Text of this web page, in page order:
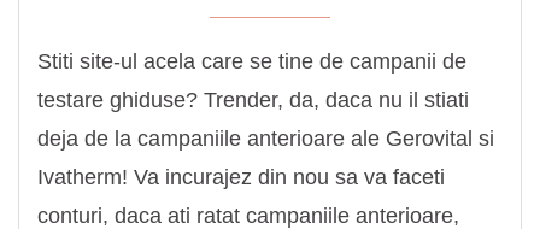
Stiti site-ul acela care se tine de campanii de
testare ghiduse? Trender, da, daca nu il stiati
deja de la campaniile anterioare ale Gerovital si
Ivatherm! Va incurajez din nou sa va faceti
conturi, daca ati ratat campaniile anterioare,